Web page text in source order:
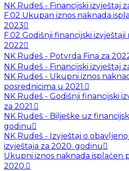
NK Rudeš - Financijski izvještaj
F.02 Ukupan iznos naknada
2023
F.02 Godišnji financijski
2022
NK Rudeš - Potvrda Fina za
NK Rudeš - Financijski izvještaj
NK Rudeš - Ukupni iznos
posrednicima u 2021.
NK Rudeš - Godišnji financijski
za 2021.
NK Rudeš - Bilješke uz
godinu
NK Rudeš - Izvještaj o
izvještaja za 2020. godinu
Ukupni iznos naknada isplaćen
2020.